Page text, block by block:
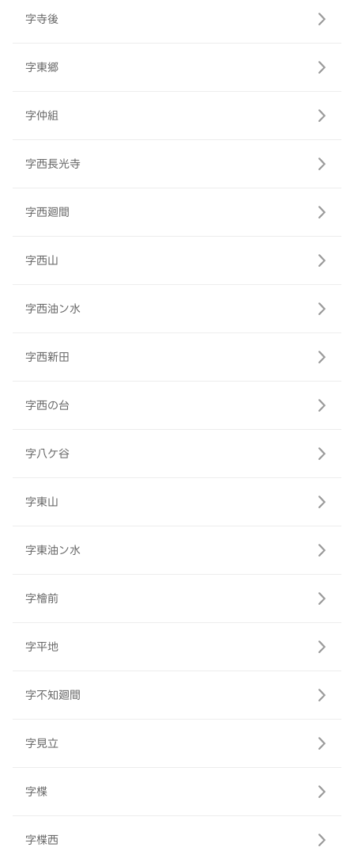
字寺後
字東郷
字仲組
字西長光寺
字西廻間
字西山
字西油ン水
字西新田
字西の台
字八ケ谷
字東山
字東油ン水
字檜前
字平地
字不知廻間
字見立
字楪
字楪西